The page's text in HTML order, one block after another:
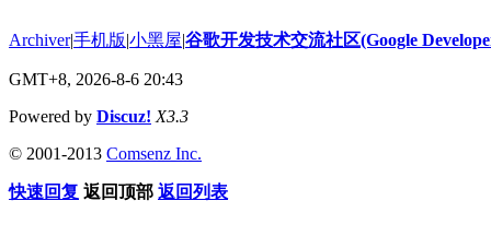
Archiver|手机版|小黑屋|谷歌开发技术交流社区(Google
GMT+8, 2026-8-6 20:43
Powered by Discuz! X3.3
© 2001-2013 Comsenz Inc.
快速回复 返回顶部 返回列表